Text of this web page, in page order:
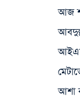
আজ
আশা